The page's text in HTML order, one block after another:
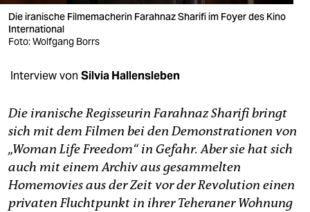
veranstaltungen
shop
fragen & hilfe
abo
genossenschaft
epaper login
Die iranische Filmemacherin Farahnaz Sharifi im Foyer des Kino
International
Foto: Wolfgang Borrs
Interview von Silvia Hallensleben
Die iranische Regisseurin Farahnaz Sharifi bringt
sich mit dem Filmen bei den Demonstrationen von
„Woman Life Freedom“ in Gefahr. Aber sie hat sich
auch mit einem Archiv aus gesammelten
Homemovies aus der Zeit vor der Revolution einen
privaten Fluchtpunkt in ihrer Teheraner Wohnung